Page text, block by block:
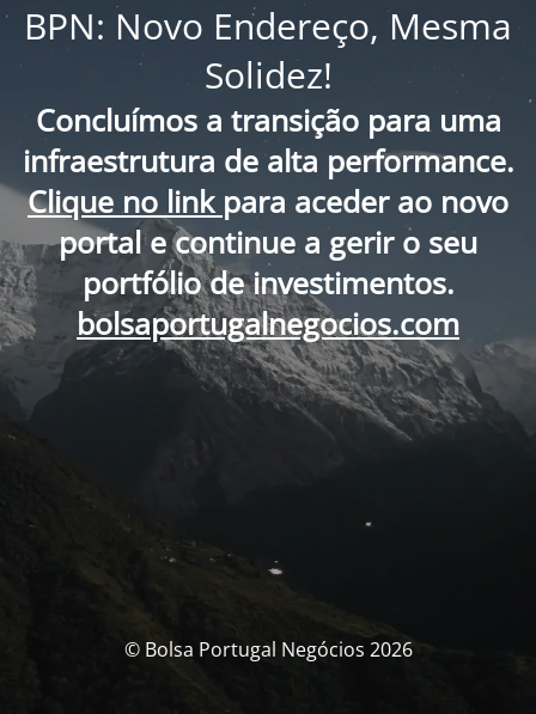
BPN: Novo Endereço, Mesma
Solidez!
Concluímos a transição para uma
infraestrutura de alta performance.
Clique no link para aceder ao novo
portal e continue a gerir o seu
portfólio de investimentos.
bolsaportugalnegocios.com
© Bolsa Portugal Negócios 2026